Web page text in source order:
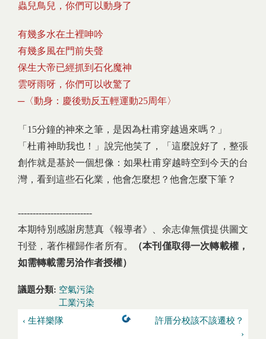
蟲兒鳥兒，你們可以動身了
有幾多水在土裡呻吟
有幾多風在門前失聲
保生大帝已經抓到石化魔神
雲呀雨呀，你們可以收驚了
─〈動身：慶後勁反五輕運動25周年〉
「15分鐘的神來之筆，是因為杜甫穿越過來嗎？」
「杜甫神助我也！」說完他笑了，「這麼說好了，整張
創作就是基於一個想像：如果杜甫穿越時空到今天的台
灣，看到這些石化業，他會怎麼想？他會怎麼下筆？
-------------------------
本期特別感謝房慧真《報導者》、余志偉無償提供圖文
刊登，著作權歸作者所有。
（本刊僅取得一次轉載權，
如需轉載需另洽作者授權）
議題分類: 空氣污染
工業污染
‹ 生祥樂隊
許厝分校該不該遷校？
›